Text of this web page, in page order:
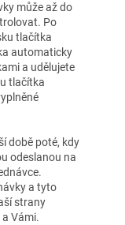
může až do
Po
tlačítka
automaticky
a udělujete
tlačítka
době poté, kdy
odeslanou na
a tyto
strany
Vámi.